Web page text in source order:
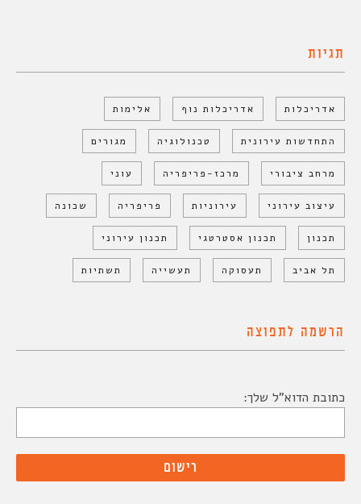
תגיות
אדריכלות אדריכלות נוף אלימות
התחדשות עירונית טכנולוגיה מגורים
מרחב ציבורי מרכז-פריפריה עוני
עיצוב עירוני עירוניות פריפריה שכונה
תכנון תכנון אסטרטגי תכנון עירוני
תל אביב תעסוקה תעשייה תשתיות
הרשמה לתפוצה
כתובת הדוא"ל שלך: